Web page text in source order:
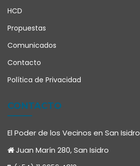
CONTACTO
El Poder de los Vecinos en San Isidro
Juan Marín 280, San Isidro
HCD
Propuestas
Comunicados
Contacto
Política de Privacidad